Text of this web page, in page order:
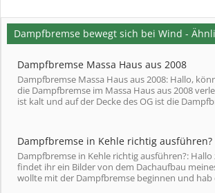
Dampfbremse bewegt sich bei Wind -
Dampfbremse Massa Haus aus 2008
Dampfbremse Massa Haus aus 2008: Hallo,
die Dampfbremse im Massa Haus aus 2008
ist kalt und auf der Decke des OG ist die
Dampfbremse in Kehle richtig ausführen?
Dampfbremse in Kehle richtig ausführen?:
findet ihr ein Bilder von dem Dachaufbau
wollte mit der Dampfbremse beginnen und hab